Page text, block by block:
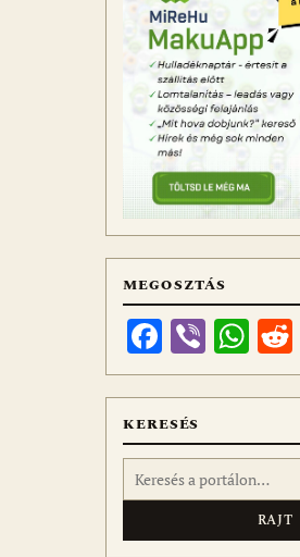
MEGOSZTÁS
Viber
KERESÉS
Keresés: